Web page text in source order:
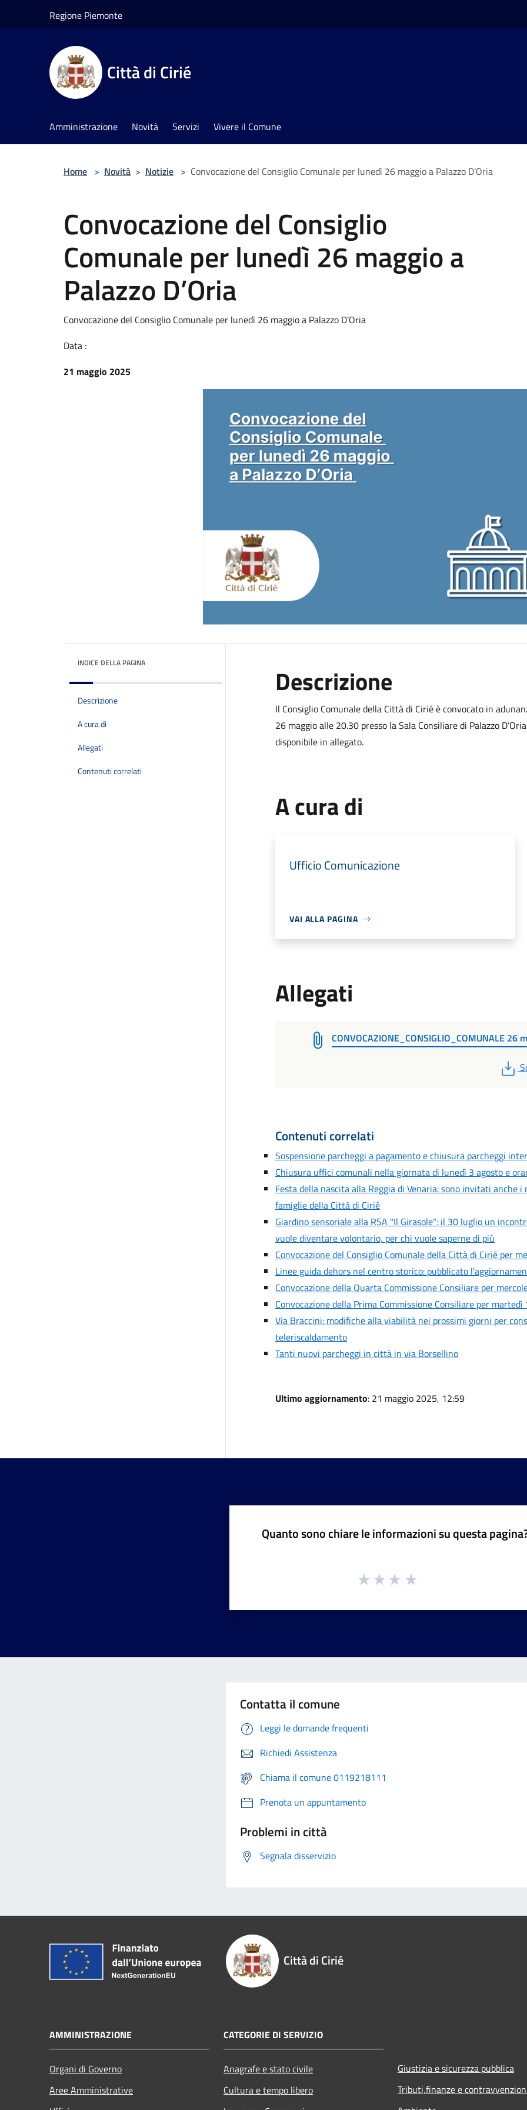
Regione Piemonte
Città di Cirié
Amministrazione Novità Servizi Vivere il Comune
Home > Novità > Notizie > Convocazione del Consiglio Comunale per lunedì 26 maggio a Palazzo D’Oria
Convocazione del Consiglio
Comunale per lunedì 26 maggio a
Palazzo D’Oria
Convocazione del Consiglio Comunale per lunedì 26 maggio a Palazzo D’Oria
Data :
21 maggio 2025
INDICE DELLA PAGINA
Descrizione
A cura di
Allegati
Contenuti correlati
Descrizione
Il Consiglio Comunale della Città di Cirié è convocato in
26 maggio alle 20.30 presso la Sala Consiliare di Palazzo
disponibile in allegato.
A cura di
Ufficio Comunicazione
VAI ALLA PAGINA
Allegati
CONVOCAZIONE_CONSIGLIO_COMUNALE 26
Contenuti correlati
Sospensione parcheggi a pagamento e chiusura parcheggi
Chiusura uffici comunali nella giornata di lunedì 3 agosto e
Festa della nascita alla Reggia di Venaria: sono invitati
famiglie della Città di Cirié
Giardino sensoriale alla RSA "Il Girasole": il 30 luglio un
vuole diventare volontario, per chi vuole saperne di più
Convocazione del Consiglio Comunale della Città di Cirié per
Linee guida dehors nel centro storico: pubblicato
Convocazione della Quarta Commissione Consiliare per
Convocazione della Prima Commissione Consiliare per
Via Braccini: modifiche alla viabilità nei prossimi giorni per
teleriscaldamento
Tanti nuovi parcheggi in città in via Borsellino
Ultimo aggiornamento: 21 maggio 2025, 12:59
Quanto sono chiare le informazioni su questa
Contatta il comune
Leggi le domande frequenti
Richiedi Assistenza
Chiama il comune 0119218111
Prenota un appuntamento
Problemi in città
Segnala disservizio
Città di Cirié
AMMINISTRAZIONE
Organi di Governo
Aree Amministrative
CATEGORIE DI SERVIZIO
Anagrafe e stato civile
Cultura e tempo libero
Giustizia e sicurezza pubblica
Tributi,finanze e